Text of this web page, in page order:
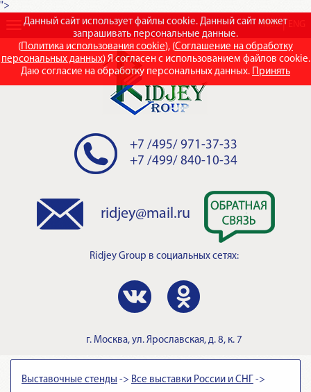
">
Данный сайт использует файлы cookie. Данный сайт может
запрашивать персональные данные.
(Политика использования cookie), (Соглашение на обработку
персональных данных) Я согласен с использованием файлов cookie.
Даю согласие на обработку персональных данных. Принять
RUS
+7 /495/ 971-37-33
+7 /499/ 840-10-34
ridjey@mail.ru
Ridjey Group в социальных сетях:
г. Москва, ул. Ярославская, д. 8, к. 7
Выставочные стенды -> Все выставки России и СНГ ->